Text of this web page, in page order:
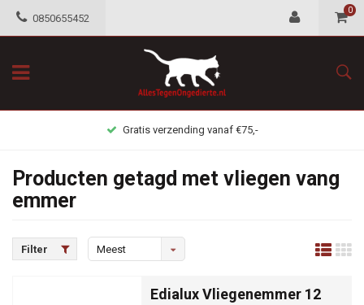
0850655452
0
Gratis verzending vanaf €75,-
Producten getagd met vliegen vang
emmer
Filter
Meest
Edialux Vliegenemmer 12